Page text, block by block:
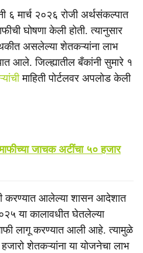
६ मार्च २०२६ रोजी अर्थसंकल्पात
घोषणा केली होती. त्यानुसार
असलेल्या शेतकऱ्यांना लाभ
आले. जिल्ह्यातील बँकांनी सुमारे १
माहिती पोर्टलवर अपलोड केली
जाचक अटींचा ५० हजार
करण्यात आलेल्या शासन आदेशात
या कालावधीत घेतलेल्या
लागू करण्यात आली आहे. त्यामुळे
शेतकऱ्यांना या योजनेचा लाभ